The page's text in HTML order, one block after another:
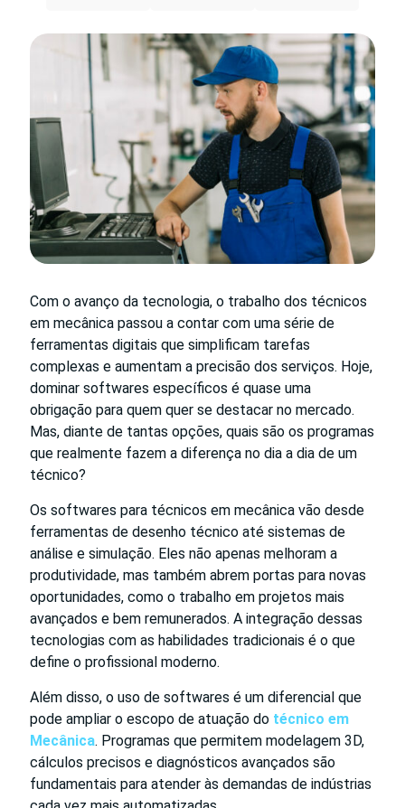
Com o avanço da tecnologia, o trabalho dos técnicos
em mecânica passou a contar com uma série de
ferramentas digitais que simplificam tarefas
complexas e aumentam a precisão dos serviços. Hoje,
dominar softwares específicos é quase uma
obrigação para quem quer se destacar no mercado.
Mas, diante de tantas opções, quais são os programas
que realmente fazem a diferença no dia a dia de um
técnico?
Os softwares para técnicos em mecânica vão desde
ferramentas de desenho técnico até sistemas de
análise e simulação. Eles não apenas melhoram a
produtividade, mas também abrem portas para novas
oportunidades, como o trabalho em projetos mais
avançados e bem remunerados. A integração dessas
tecnologias com as habilidades tradicionais é o que
define o profissional moderno.
Além disso, o uso de softwares é um diferencial que
pode ampliar o escopo de atuação do técnico em
Mecânica. Programas que permitem modelagem 3D,
cálculos precisos e diagnósticos avançados são
fundamentais para atender às demandas de indústrias